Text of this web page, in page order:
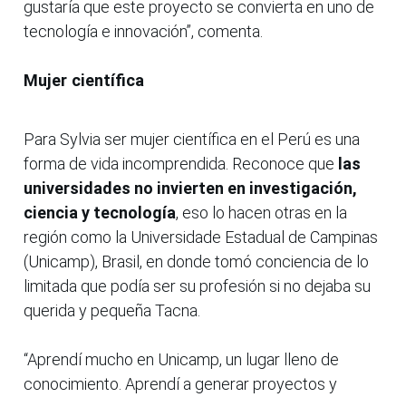
gustaría que este proyecto se convierta en uno de
tecnología e innovación”, comenta.
Mujer científica
Para Sylvia ser mujer científica en el Perú es una
forma de vida incomprendida. Reconoce que las
universidades no invierten en investigación,
ciencia y tecnología, eso lo hacen otras en la
región como la Universidade Estadual de Campinas
(Unicamp), Brasil, en donde tomó conciencia de lo
limitada que podía ser su profesión si no dejaba su
querida y pequeña Tacna.
“Aprendí mucho en Unicamp, un lugar lleno de
conocimiento. Aprendí a generar proyectos y